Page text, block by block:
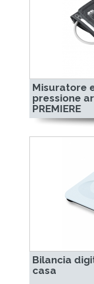
Misuratore
pressione
PREMIERE
Bilancia
casa